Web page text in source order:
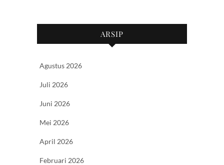
ARSIP
Agustus 2026
Juli 2026
Juni 2026
Mei 2026
April 2026
Februari 2026